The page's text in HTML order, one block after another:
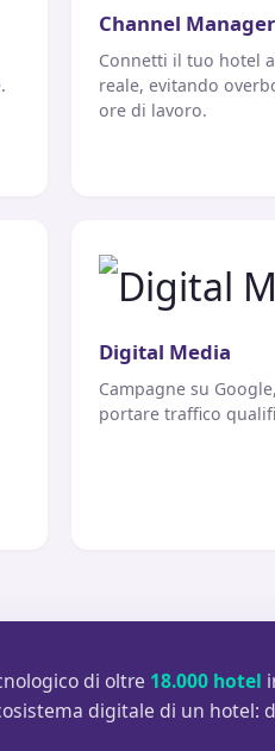
Channel Manager
Connetti il tuo hotel
reale, evitando
ore di lavoro.
Digital Media
Campagne su
portare traffico
di oltre 18.000 hotel
digitale di un